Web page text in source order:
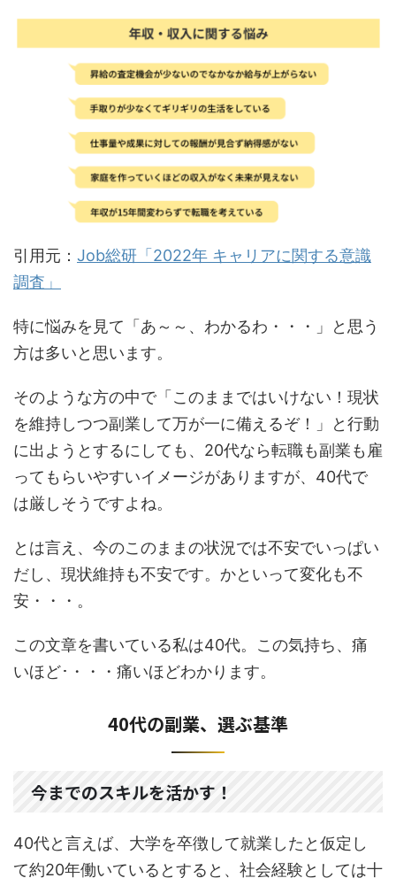
引用元： Job総研「2022年 キャリアに関する意識
調査」
特に悩みを見て「あ～～、わかるわ・・・」と思う
方は多いと思います。
そのような方の中で「このままではいけない！現状
を維持しつつ副業して万が一に備えるぞ！」と行動
に出ようとするにしても、20代なら転職も副業も雇
ってもらいやすいイメージがありますが、40代で
は厳しそうですよね。
とは言え、今のこのままの状況では不安でいっぱい
だし、現状維持も不安です。かといって変化も不
安・・・。
この文章を書いている私は40代。この気持ち、痛
いほど･・・・痛いほどわかります。
40代の副業、選ぶ基準
今までのスキルを活かす！
40代と言えば、大学を卒徴して就業したと仮定し
て約20年働いているとすると、社会経験としては十